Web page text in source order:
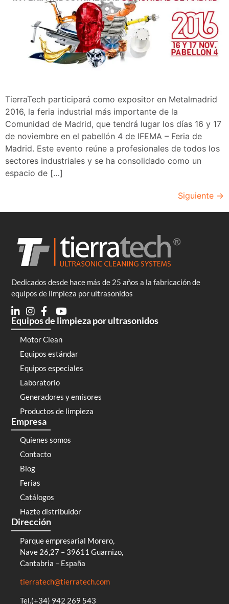
TierraTech participará como expositor en Metalmadrid
2016, la feria industrial más importante de la
Comunidad de Madrid, que tendrá lugar los días 16 y 17
de noviembre en el pabellón 4 de IFEMA – Feria de
Madrid. Este evento reúne a profesionales de todos los
sectores industriales y se ha consolidado como un
espacio de […]
Siguiente →
Dedicados desde hace más de 25 años a la fabricación de
equipos de limpieza por ultrasonidos
Equipos de limpieza por ultrasonidos
Motor Clean
Equipos estándar
Equipos especiales
Laboratorio
Generadores y emisores
Productos de limpieza
Empresa
Quienes somos
Contacto
Blog
Ferias
Catálogos
Hazte distribuidor
Dirección
Parque empresarial Morero,
Nave 26,27 – 39611 Guarnizo,
Cantabria – España
tierratech@tierratech.com
Tel.(+34) 942 269 543